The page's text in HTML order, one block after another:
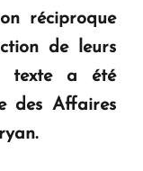
réciproque
de leurs
texte a été
des Affaires